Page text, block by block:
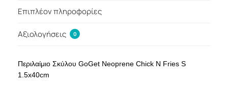
Επιπλέον πληροφορίες
Αξιολογήσεις 0
Περιλαίμιο Σκύλου GoGet Neoprene Chick N Fries S
1.5x40cm